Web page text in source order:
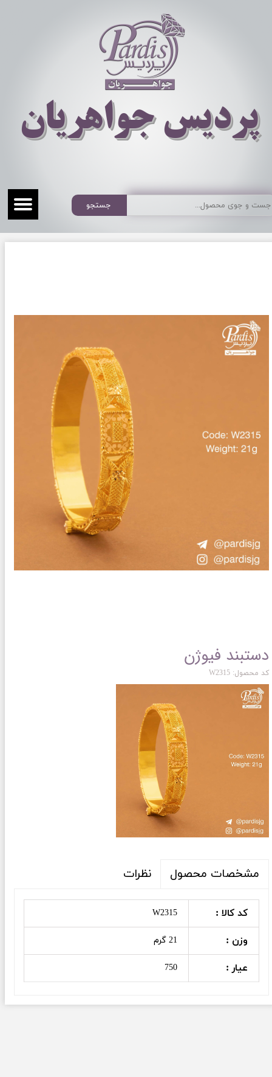
​​​​پردیس جواهریان
جستجو
دستبند فیوژن
کد محصول: W2315
مشخصات محصول نظرات
کد کالا : W2315
وزن : 21 گرم
عیار : 750